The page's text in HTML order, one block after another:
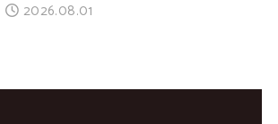
2026.08.01